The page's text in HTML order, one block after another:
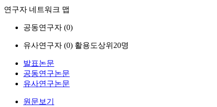
연구자 네트워크 맵
공동연구자 (0)
유사연구자 (0) 활용도상위20명
발표논문
공동연구논문
유사연구논문
원문보기